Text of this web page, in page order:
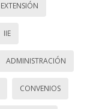
EXTENSIÓN
IIE
ADMINISTRACIÓN
CONVENIOS